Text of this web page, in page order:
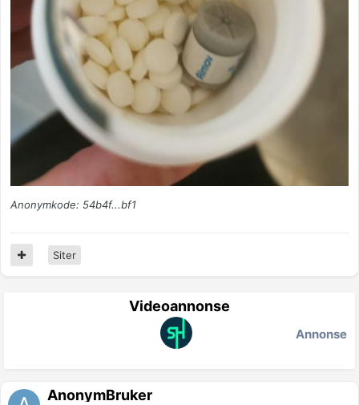
Anonymkode: 54b4f...bf1
Siter
Videoannonse
Annonse
AnonymBruker